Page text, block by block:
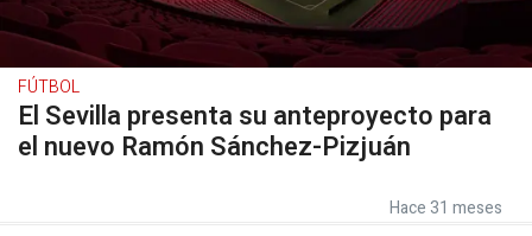
FÚTBOL
El Sevilla presenta su anteproyecto para
el nuevo Ramón Sánchez-Pizjuán
Hace 31 meses